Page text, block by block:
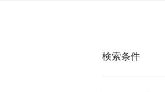
検索条件